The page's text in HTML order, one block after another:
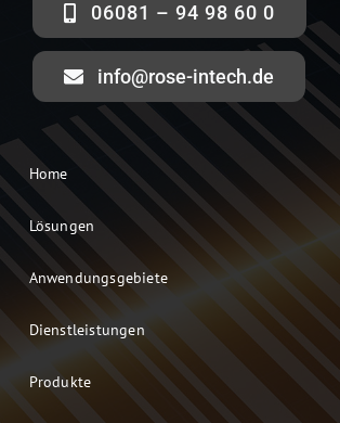
06081 – 94 98 60 0
info@rose-intech.de
Home
Lösungen
Anwendungsgebiete
Dienstleistungen
Produkte